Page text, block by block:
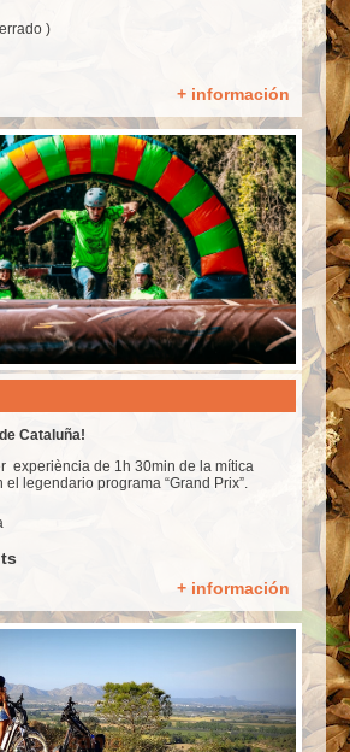
)
+ información
Cataluña!
experiència de 1h 30min de la mítica
legendario programa “Grand Prix”.
+ información